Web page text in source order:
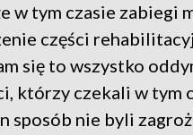
w tym czasie
części
się to wszystko
którzy czekali w tym
sposób nie byli